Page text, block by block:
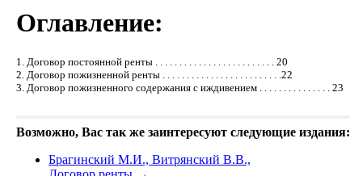
Оглавление:
1. Договор постоянной ренты . . . . . . . . . . . . . . . . . . . . . . . . . 20
2. Договор пожизненной ренты . . . . . . . . . . . . . . . . . . . . . . . . .22
3. Договор пожизненного содержания с иждивением . . . . . . . . . . . . . . . 23
Возможно, Вас так же заинтересуют следующие издания:
Брагинский М.И., Витрянский В.В.,